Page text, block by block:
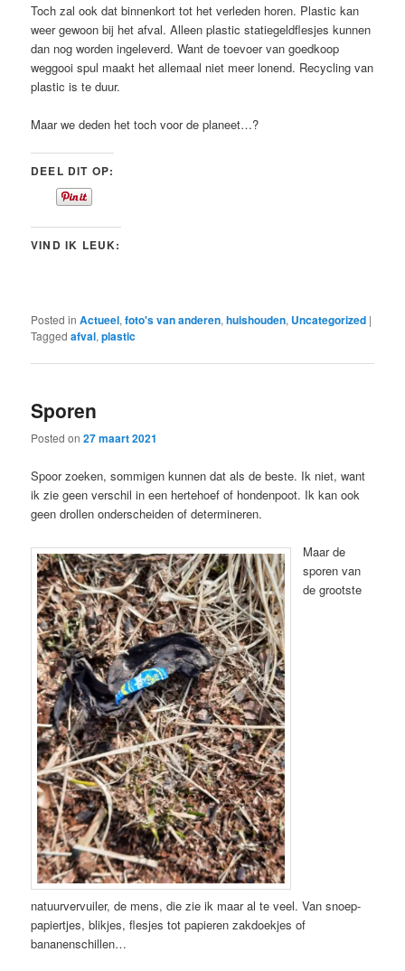
Toch zal ook dat binnenkort tot het verleden horen. Plastic kan
weer gewoon bij het afval. Alleen plastic statiegeldflesjes kunnen
dan nog worden ingeleverd. Want de toevoer van goedkoop
weggooi spul maakt het allemaal niet meer lonend. Recycling van
plastic is te duur.
Maar we deden het toch voor de planeet…?
DEEL DIT OP:
VIND IK LEUK:
Posted in Actueel,foto's van anderen,huishouden, Uncategorized |
Tagged afval,plastic
Sporen
Posted on27 maart 2021
Spoor zoeken, sommigen kunnen dat als de beste. Ik niet, want
ik zie geen verschil in een hertehoef of hondenpoot. Ik kan ook
geen drollen onderscheiden of determineren.
Maar de
sporen van
de grootste
natuurvervuiler, de mens, die zie ik maar al te veel. Van snoep-
papiertjes, blikjes, flesjes tot papieren zakdoekjes of
bananenschillen…